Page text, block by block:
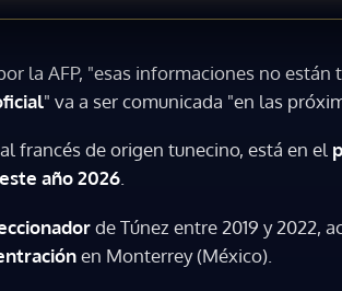
la AFP, "esas informaciones no están
" va a ser comunicada "en las
francés de origen tunecino, está en el
año 2026.
de Túnez entre 2019 y 2022,
en Monterrey (México).